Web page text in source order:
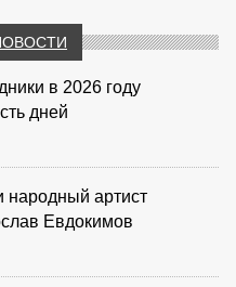
в 2026 году
дней
народный артист
Евдокимов